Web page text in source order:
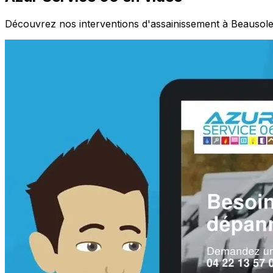
Découvrez nos interventions d'assainissement à